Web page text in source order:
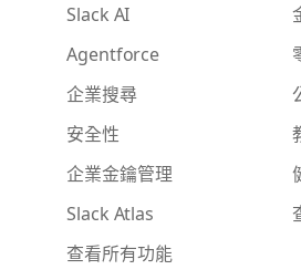
Slack AI
Agentforce
企業搜尋
安全性
企業金鑰管理
Slack Atlas
查看所有功能